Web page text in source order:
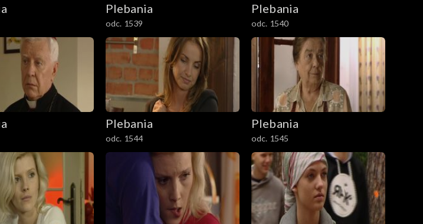
Plebania
odc. 1539
Plebania
odc. 1540
Plebania
odc. 1544
Plebania
odc. 1545